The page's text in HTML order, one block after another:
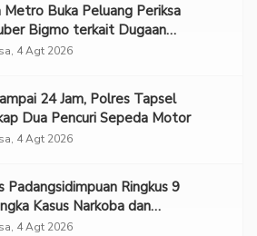
Metro Buka Peluang Periksa
Bigmo terkait Dugaan
Anak
4 Agt 2026
24 Jam, Polres Tapsel
Dua Pencuri Sepeda Motor
4 Agt 2026
Padangsidimpuan Ringkus 9
Kasus Narkoba dan
4 Agt 2026